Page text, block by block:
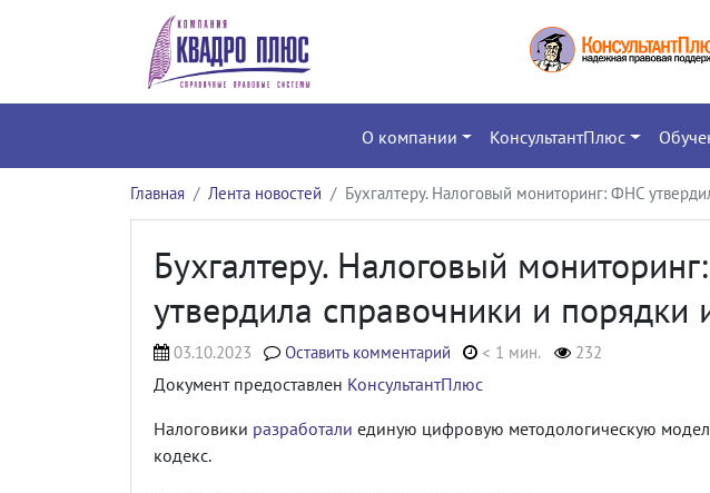
О компании КонсультантПлюс
Главная Лента новостей Бухгалтеру. Налоговый мониторинг: ФНС
Бухгалтеру. Налоговый
утвердила справочники и порядки
03.10.2023 Оставить комментарий < 1 мин. 232
Документ предоставлен КонсультантПлюс
Налоговики разработали единую цифровую методологическую
кодекс.